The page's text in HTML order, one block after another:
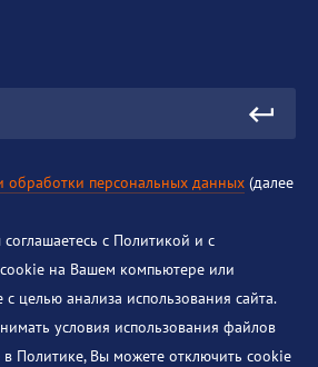
обработки персональных данных (далее
с Политикой и с
на Вашем компьютере или
целью анализа использования сайта.
условия использования файлов
Политике, Вы можете отключить cookie